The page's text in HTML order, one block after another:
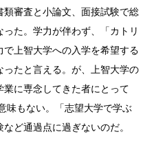
審査と小論文、面接試験で総
た。学力が伴わず、「カトリ
上智大学への入学を希望する
たと言える。が、上智大学の
業に専念してきた者にとって
味もない。「志望大学で学ぶ
ど通過点に過ぎないのだ。